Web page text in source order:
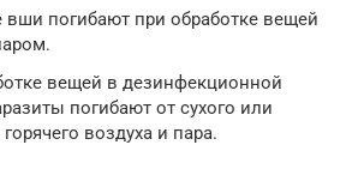
вши погибают при обработке вещей
вещей в дезинфекционной
погибают от сухого или
воздуха и пара.